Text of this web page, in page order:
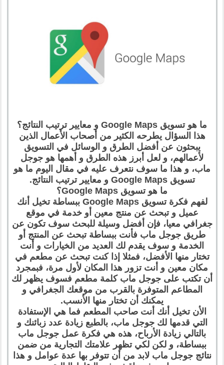
ما هو تسويق Google Maps و معايير ترتيب النتائج؟
هذا السؤال يطرحه الكثير من أصحاب الأعمال الذين
يبحثون عن أفضل الطرق و الوسائل في التسويق
لأعمالهم، و لعل أبرز هذه الطرق و أهمها هو جوجل
ماب، و هذا ما سوف نتعرف عليه في مقال اليوم ما هو
تسويق Google Maps و معايير ترتيب النتائج.
ما هو تسويق Google Maps؟
لفهم فكرة تسويق Google Maps ببساطة تخيل أنك
عميل و تبحث عن منتج معين أو خدمة في موقع
جغرافي معيا، فإن أفضل وسيلة للبحث سوف تكون عن
طريق جوجل ماب فأنت ببساطة تبحث عن المنتج أو
الخدمة و سوف يقدم لك العديد من الخيارات و أنت
تختار منها الأفضل، فمثلا إذا كنت تبحث عن مطعم في
مكان معين و أنت تزور هذا المكان لأول مرة، فبمجرد
أن تكتب على جوجل ماب كلمة مطعم فسوف يظهر لك
المطاعم المتوفرة بالقرب من موقعك الجغرافي و
يمكنك أن تختار منها الأنسب.
الأن تخيل أنك أنت صاحب المطعم فما هي الإستفادة
التي قدمها لك جوجل ماب، بالطبع زيادة عدد زبائنك و
بالتالي زيادة الأرباح، هذه هي فكرة عمل جوجل ماب
ببساطة، و لكن لكي تظهر علامتك التجارية من ضمن
نتائج جوجل ماب لابد من أن تتوفر بها عدة عوامل و هذا